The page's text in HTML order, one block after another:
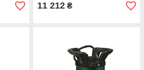
11 212 ₴